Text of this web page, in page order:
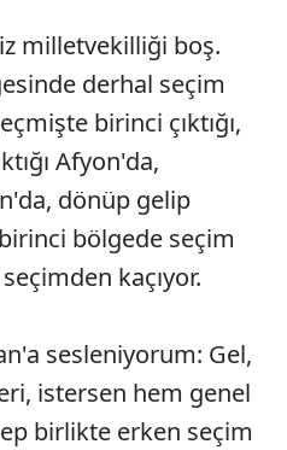
milletvekilliği boş.
derhal seçim
birinci çıktığı,
Afyon'da,
dönüp gelip
bölgede seçim
kaçıyor.
sesleniyorum: Gel,
istersen hem genel
birlikte erken seçim